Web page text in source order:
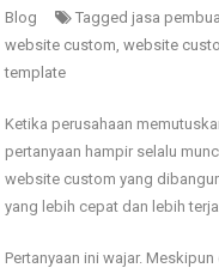
Blog
Tagged jasa
website custom ,website
template
Ketika perusahaan
pertanyaan hampir selalu
website custom yang
yang lebih cepat dan lebih
Pertanyaan ini wajar.